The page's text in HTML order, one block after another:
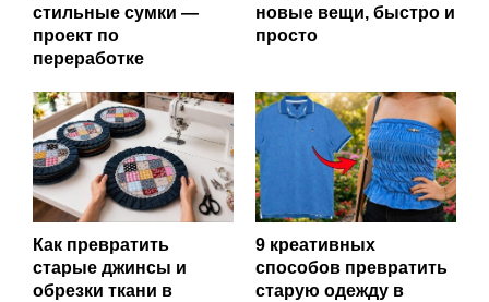
стильные сумки —
проект по
переработке
новые вещи, быстро и
просто
Как превратить
старые джинсы и
обрезки ткани в
9 креативных
способов превратить
старую одежду в